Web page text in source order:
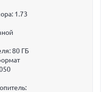
1.73
80 ГБ